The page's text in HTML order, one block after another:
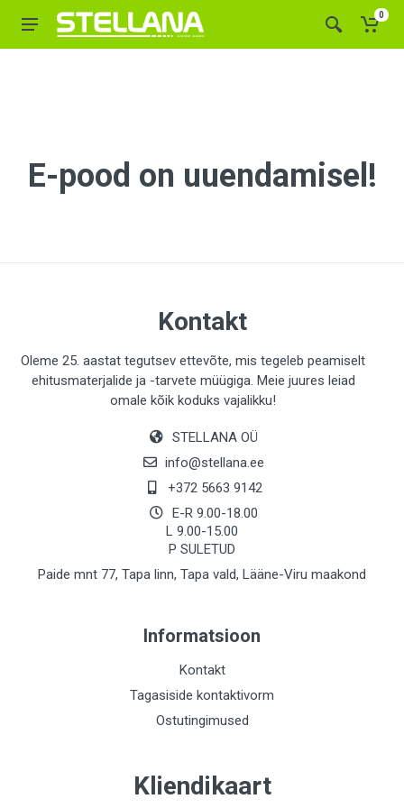
0
E-pood on uuendamisel!
Kontakt
Oleme 25. aastat tegutsev ettevõte, mis tegeleb peamiselt
ehitusmaterjalide ja -tarvete müügiga. Meie juures leiad
omale kõik koduks vajalikku!
STELLANA OÜ
info@stellana.ee
+372 5663 9142
E-R 9.00-18.00
L 9.00-15.00
P SULETUD
Paide mnt 77, Tapa linn, Tapa vald, Lääne-Viru maakond
Informatsioon
Kontakt
Tagasiside kontaktivorm
Ostutingimused
Kliendikaart